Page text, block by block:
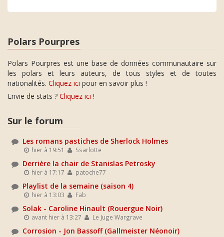
Polars Pourpres
Polars Pourpres est une base de données communautaire sur
les polars et leurs auteurs, de tous styles et de toutes
nationalités. Cliquez ici pour en savoir plus !
Envie de stats ? Cliquez ici !
Sur le forum
Les romans pastiches de Sherlock Holmes
hier à 19:51 Ssarlotte
Derrière la chair de Stanislas Petrosky
hier à 17:17 patoche77
Playlist de la semaine (saison 4)
hier à 13:03 Fab
Solak - Caroline Hinault (Rouergue Noir)
avant hier à 13:27 Le Juge Wargrave
Corrosion - Jon Bassoff (Gallmeister Néonoir)